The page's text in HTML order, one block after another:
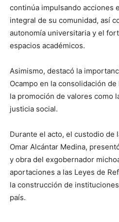
continúa impulsando acciones
integral de su comunidad, así
autonomía universitaria y el
espacios académicos.
Asimismo, destacó la
Ocampo en la consolidación
la promoción de valores como
justicia social.
Durante el acto, el custodio de
Omar Alcántar Medina,
y obra del exgobernador
aportaciones a las Leyes de
la construcción de
país.